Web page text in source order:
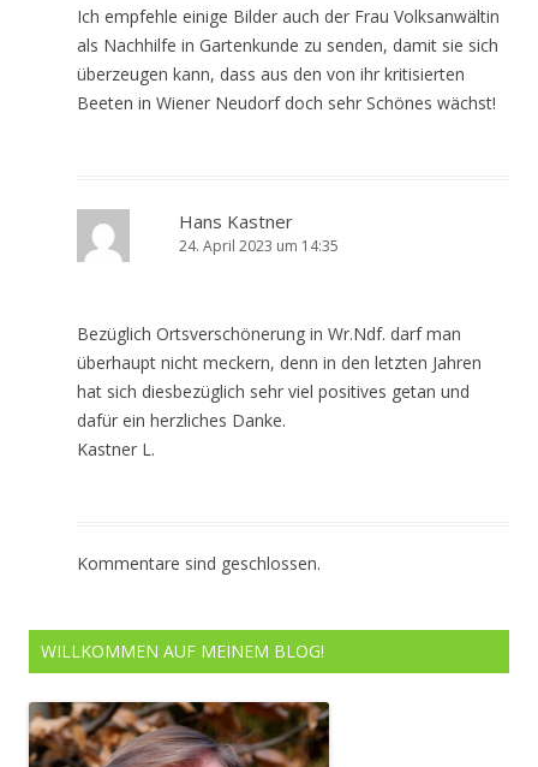
Ich empfehle einige Bilder auch der Frau Volksanwältin
als Nachhilfe in Gartenkunde zu senden, damit sie sich
überzeugen kann, dass aus den von ihr kritisierten
Beeten in Wiener Neudorf doch sehr Schönes wächst!
Hans Kastner
24. April 2023 um 14:35
Bezüglich Ortsverschönerung in Wr.Ndf. darf man
überhaupt nicht meckern, denn in den letzten Jahren
hat sich diesbezüglich sehr viel positives getan und
dafür ein herzliches Danke.
Kastner L.
Kommentare sind geschlossen.
WILLKOMMEN AUF MEINEM BLOG!